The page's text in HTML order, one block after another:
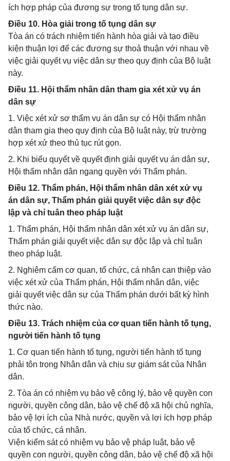
ích hợp pháp của đương sự trong tố tụng dân sự.
Điều 10. Hòa giải trong tố tụng dân sự
Tòa án có trách nhiệm tiến hành hòa giải và tạo điều
kiện thuận lợi để các đương sự thoả thuận với nhau về
việc giải quyết vụ việc dân sự theo quy định của Bộ luật
này.
Điều 11. Hội thẩm nhân dân tham gia xét xử vụ án
dân sự
1. Việc xét xử sơ thẩm vụ án dân sự có Hội thẩm nhân
dân tham gia theo quy định của Bộ luật này, trừ trường
hợp xét xử theo thủ tục rút gọn.
2. Khi biểu quyết về quyết định giải quyết vụ án dân sự,
Hội thẩm nhân dân ngang quyền với Thẩm phán.
Điều 12. Thẩm phán, Hội thẩm nhân dân xét xử vụ
án dân sự, Thẩm phán giải quyết việc dân sự độc
lập và chỉ tuân theo pháp luật
1. Thẩm phán, Hội thẩm nhân dân xét xử vụ án dân sự,
Thẩm phán giải quyết việc dân sự độc lập và chỉ tuân
theo pháp luật.
2. Nghiêm cấm cơ quan, tổ chức, cá nhân can thiệp vào
việc xét xử của Thẩm phán, Hội thẩm nhân dân, việc
giải quyết việc dân sự của Thẩm phán dưới bất kỳ hình
thức nào.
Điều 13. Trách nhiệm của cơ quan tiến hành tố tụng,
người tiến hành tố tụng
1. Cơ quan tiến hành tố tụng, người tiến hành tố tụng
phải tôn trọng Nhân dân và chịu sự giám sát của Nhân
dân.
2. Tòa án có nhiệm vụ bảo vệ công lý, bảo vệ quyền con
người, quyền công dân, bảo vệ chế độ xã hội chủ nghĩa,
bảo vệ lợi ích của Nhà nước, quyền và lợi ích hợp pháp
của tổ chức, cá nhân.
Viện kiểm sát có nhiệm vụ bảo vệ pháp luật, bảo vệ
quyền con người, quyền công dân, bảo vệ chế độ xã hội